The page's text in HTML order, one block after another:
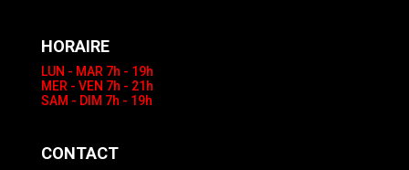
HORAIRE
LUN - MAR7h - 19h
MER - VEN 7h - 21h
SAM - DIM 7h - 19h
CONTACT